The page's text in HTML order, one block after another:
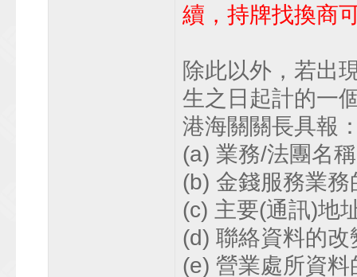
續，持牌找換商
除此以外，若出
生之日起計的一
港海關關長具報
(a) 業務/法團名
(b) 金錢服務業
(c) 主要(通訊)地
(d) 聯絡資料的改
(e) 營業處所資料